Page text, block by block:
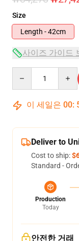
Size
Length - 42cm
사이즈 가이드
이 세일은 00:
Deliver to
Cost to ship:
Standard -
Production
Today
안전한 거래